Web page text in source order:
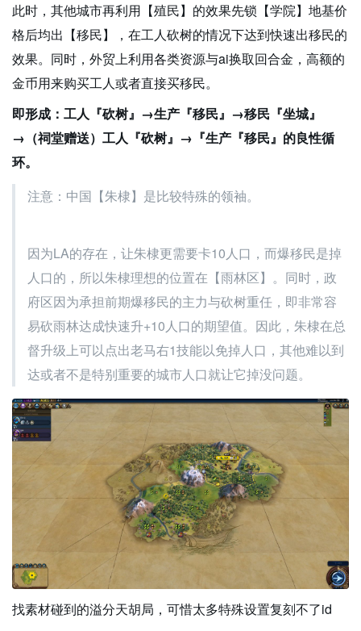
此时，其他城市再利用【殖民】的效果先锁【学院】地基价
格后均出【移民】，在工人砍树的情况下达到快速出移民的
效果。同时，外贸上利用各类资源与ai换取回合金，高额的
金币用来购买工人或者直接买移民。
即形成：工人『砍树』→生产『移民』→移民『坐城』
→（祠堂赠送）工人『砍树』→『生产『移民』的良性循
环。
注意：中国【朱棣】是比较特殊的领袖。
因为LA的存在，让朱棣更需要卡10人口，而爆移民是掉
人口的，所以朱棣理想的位置在【雨林区】。同时，政
府区因为承担前期爆移民的主力与砍树重任，即非常容
易砍雨林达成快速升+10人口的期望值。因此，朱棣在总
督升级上可以点出老马右1技能以免掉人口，其他难以到
达或者不是特别重要的城市人口就让它掉没问题。
找素材碰到的溢分天胡局，可惜太多特殊设置复刻不了id